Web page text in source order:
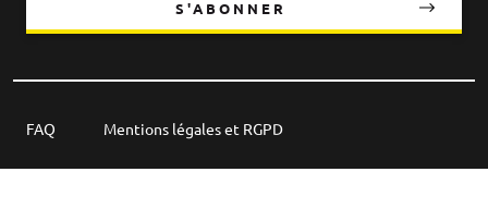
S'ABONNER
FAQ Mentions légales et RGPD